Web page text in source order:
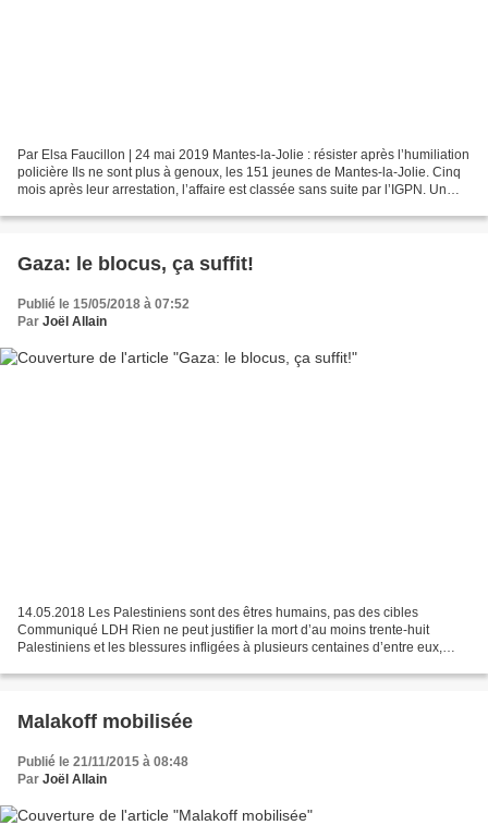
Par Elsa Faucillon | 24 mai 2019 Mantes-la-Jolie : résister après l’humiliation
policière Ils ne sont plus à genoux, les 151 jeunes de Mantes-la-Jolie. Cinq
mois après leur arrestation, l’affaire est classée sans suite par l’IGPN. Un
Gaza: le blocus, ça suffit!
Publié le 15/05/2018 à 07:52
Par Joël Allain
14.05.2018 Les Palestiniens sont des êtres humains, pas des cibles
Communiqué LDH Rien ne peut justifier la mort d’au moins trente-huit
Palestiniens et les blessures infligées à plusieurs centaines d’entre eux,
Malakoff mobilisée
Publié le 21/11/2015 à 08:48
Par Joël Allain